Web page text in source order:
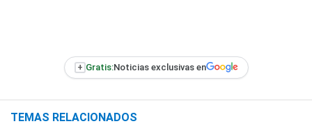
+ Gratis:Noticias exclusivas en
TEMAS RELACIONADOS